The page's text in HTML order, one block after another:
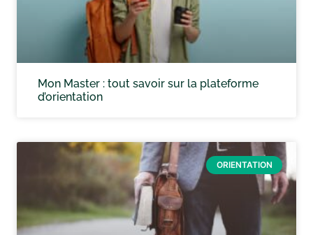
Mon Master : tout savoir sur la plateforme
d’orientation
ORIENTATION